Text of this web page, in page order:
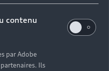
contenu
par Adobe
Ils
Retour en haut